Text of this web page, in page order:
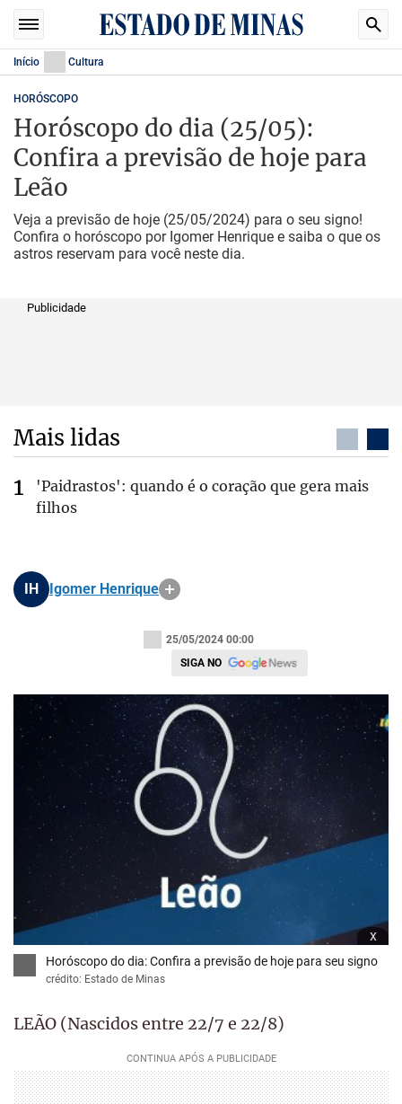
Início Cultura
HORÓSCOPO
Horóscopo do dia (25/05):
Confira a previsão de hoje para
Leão
Veja a previsão de hoje (25/05/2024) para o seu signo!
Confira o horóscopo por Igomer Henrique e saiba o que os
astros reservam para você neste dia.
Publicidade
Mais lidas
'Paidrastos': quando é o coração que gera mais
filhos
IH Igomer Henrique
25/05/2024 00:00
SIGA NO
x
Horóscopo do dia: Confira a previsão de hoje para seu signo
crédito: Estado de Minas
LEÃO (Nascidos entre 22/7 e 22/8)